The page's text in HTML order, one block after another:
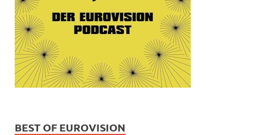
BEST OF EUROVISION